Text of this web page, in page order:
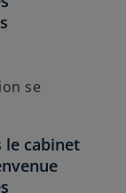
se
le cabinet